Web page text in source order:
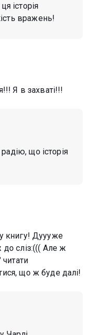
історія
вражень!
Я в захваті!!!
що історія
книгу! Дуууже
сліз:((( Але ж
що ж буде далі!